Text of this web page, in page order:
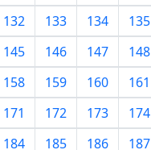
132 133 134
135
145 146 147
148
158 159 160
161
171 172 173
174
184 185 186 187